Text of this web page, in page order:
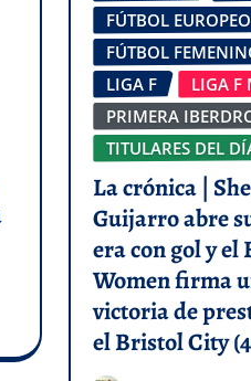
FÚTBOL EUROPEO
FÚTBOL
LIGA F
LIGA F
PRIMERA
TITULARES DEL
La crónica |
Guijarro abre
era con gol y el
Women firma
victoria de
el Bristol City